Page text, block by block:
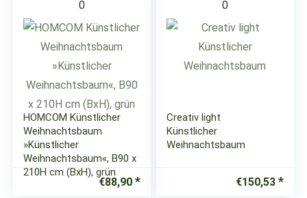
0
HOMCOM Künstlicher
Weihnachtsbaum
»Künstlicher
Weihnachtsbaum«, B90 x
210H cm (BxH), grün
€88,90
0
Creativ light
Künstlicher
Weihnachtsbaum
€150,53